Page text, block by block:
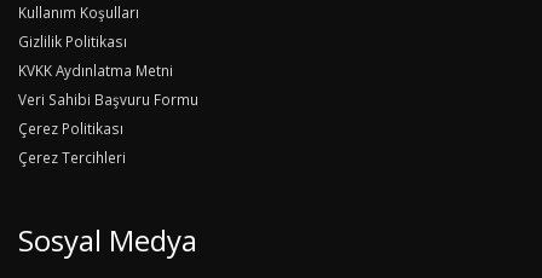
Kullanım Koşulları
Gizlilik Politikası
KVKK Aydınlatma Metni
Veri Sahibi Başvuru Formu
Çerez Politikası
Çerez Tercihleri
Sosyal Medya